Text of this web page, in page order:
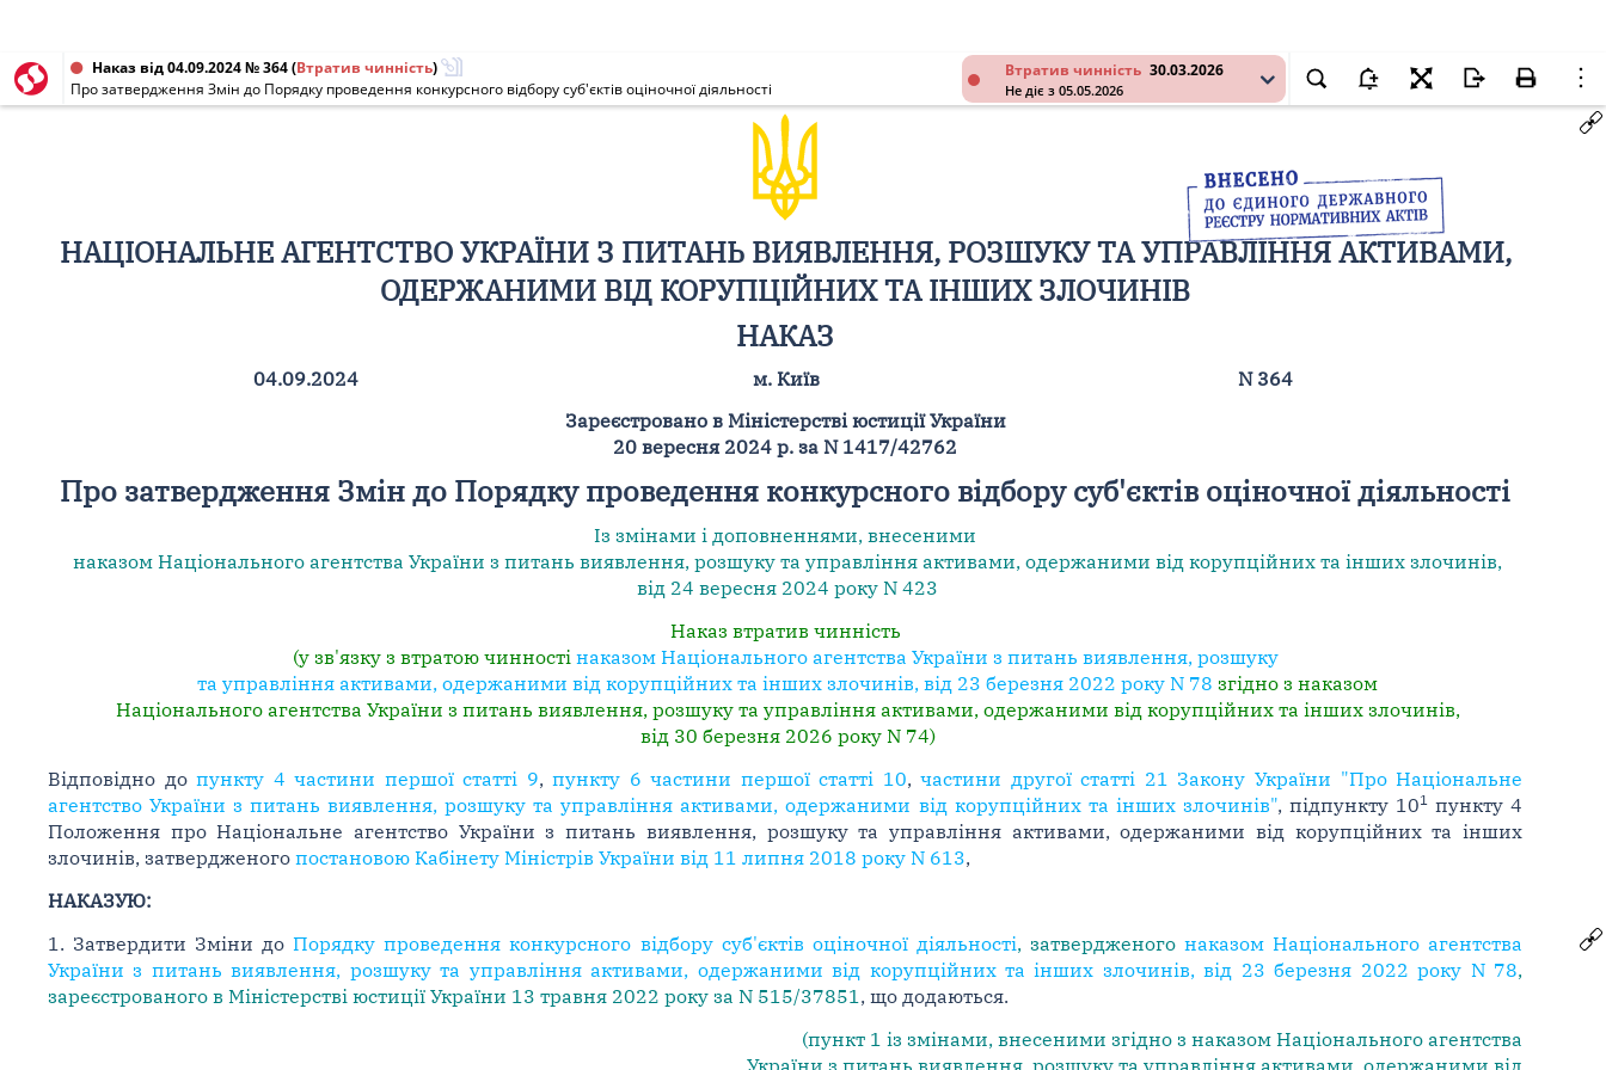
Втратив чинність 30.03.2026
Не діє з 05.05.2026
Наказ від 04.09.2024 № 364(Втратив чинність)
Про затвердження Змін до Порядку проведення конкурсного відбору суб'єктів оціночної діяльності